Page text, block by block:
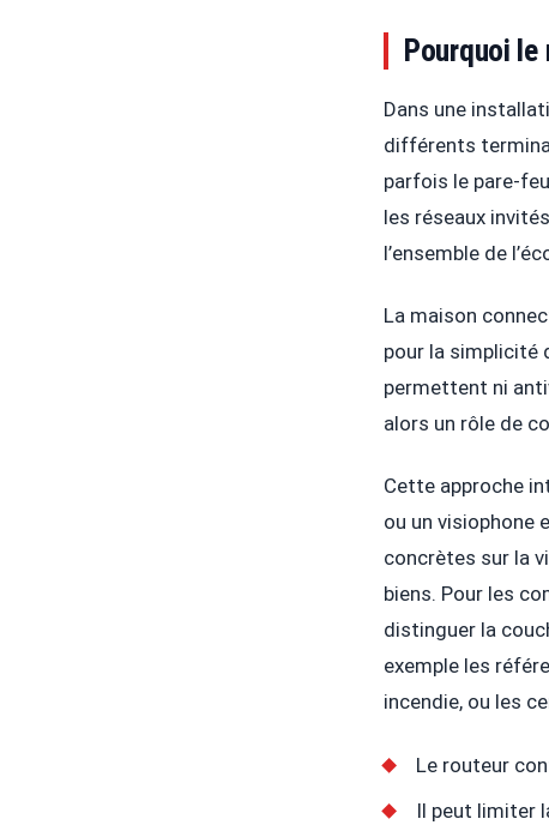
Pourquoi
Dans une
différents
parfois le pare-
les réseaux
l’ensemble de
La maison
pour la simplicité
permettent ni
alors un rôle de
Cette approche
ou un visiophone
concrètes sur la
biens. Pour les
distinguer la
exemple les
incendie, ou les
Le routeur
Il peut limiter